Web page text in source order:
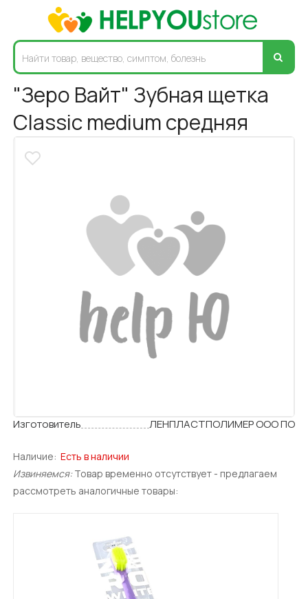
"Зеро Вайт" Зубная щетка
Classic medium средняя
Изготовитель ЛЕНПЛАСТПОЛИМЕР ООО ПО
Наличие: Есть в наличии
Извиняемся: Товар временно отсутствует - предлагаем
рассмотреть аналогичные товары: